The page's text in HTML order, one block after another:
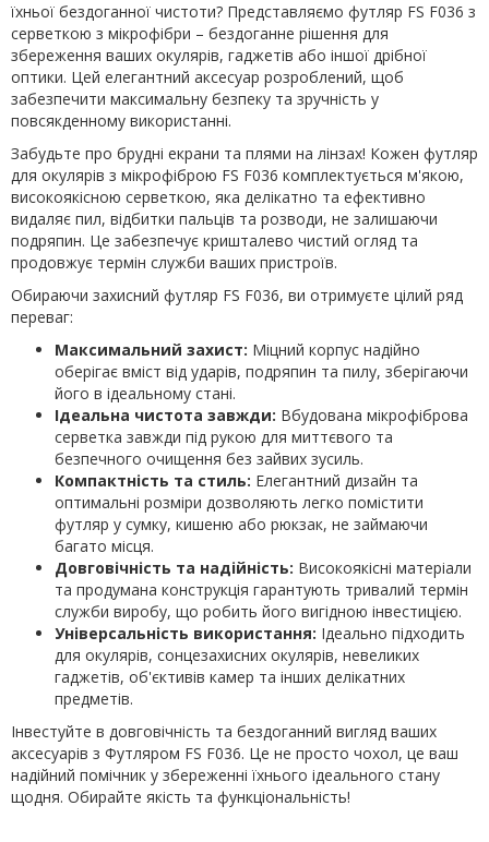
їхньої бездоганної чистоти? Представляємо футляр FS F036 з
серветкою з мікрофібри – бездоганне рішення для
збереження ваших окулярів, гаджетів або іншої дрібної
оптики. Цей елегантний аксесуар розроблений, щоб
забезпечити максимальну безпеку та зручність у
повсякденному використанні.
Забудьте про брудні екрани та плями на лінзах! Кожен футляр
для окулярів з мікрофіброю FS F036 комплектується м'якою,
високоякісною серветкою, яка делікатно та ефективно
видаляє пил, відбитки пальців та розводи, не залишаючи
подряпин. Це забезпечує кришталево чистий огляд та
продовжує термін служби ваших пристроїв.
Обираючи захисний футляр FS F036, ви отримуєте цілий ряд
переваг:
Максимальний захист: Міцний корпус надійно
оберігає вміст від ударів, подряпин та пилу, зберігаючи
його в ідеальному стані.
Ідеальна чистота завжди: Вбудована мікрофіброва
серветка завжди під рукою для миттєвого та
безпечного очищення без зайвих зусиль.
Компактність та стиль: Елегантний дизайн та
оптимальні розміри дозволяють легко помістити
футляр у сумку, кишеню або рюкзак, не займаючи
багато місця.
Довговічність та надійність: Високоякісні матеріали
та продумана конструкція гарантують тривалий термін
служби виробу, що робить його вигідною інвестицією.
Універсальність використання: Ідеально підходить
для окулярів, сонцезахисних окулярів, невеликих
гаджетів, об'єктивів камер та інших делікатних
предметів.
Інвестуйте в довговічність та бездоганний вигляд ваших
аксесуарів з Футляром FS F036. Це не просто чохол, це ваш
надійний помічник у збереженні їхнього ідеального стану
щодня. Обирайте якість та функціональність!